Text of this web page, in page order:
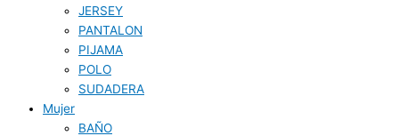
JERSEY
PANTALON
PIJAMA
POLO
SUDADERA
Mujer
BAÑO